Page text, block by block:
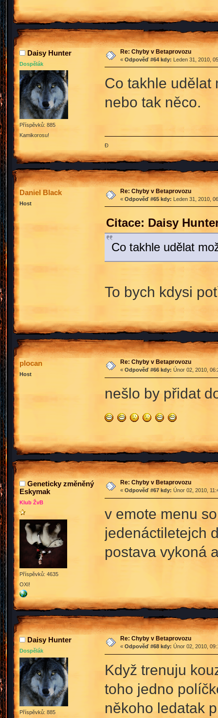
Daisy Hunter
Dospělák
Příspěvků: 885
Kamikorosu!
Re: Chyby v Betaprovozu
« Odpověď #64 kdy: Leden 31, 2010,
Co takhle udělat
nebo tak něco.
Đ
Daniel Black
Host
Re: Chyby v Betaprovozu
« Odpověď #65 kdy: Leden 31, 2010,
Citace: Daisy
Co takhle udělat
To bych kdysi
plocan
Host
Re: Chyby v Betaprovozu
« Odpověď #66 kdy: Únor 02, 2010,
nešlo by přidat
Geneticky změněný
Eskymak
Klub ŽvB
Příspěvků: 4635
OXI!
Re: Chyby v Betaprovozu
« Odpověď #67 kdy: Únor 02, 2010,
v emote menu
jedenáctiletejch
postava vykoná
Daisy Hunter
Dospělák
Příspěvků: 885
Re: Chyby v Betaprovozu
« Odpověď #68 kdy: Únor 02, 2010,
Když trenuju
toho jedno
někoho ledatak